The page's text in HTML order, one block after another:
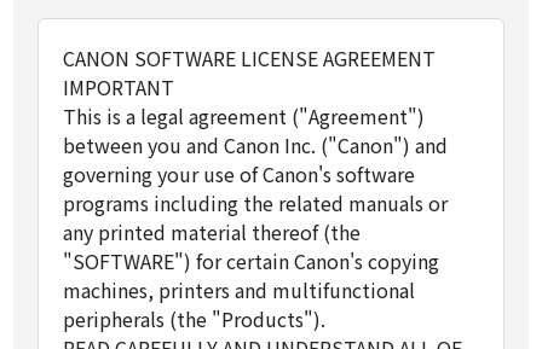
CANON SOFTWARE LICENSE AGREEMENT
IMPORTANT
This is a legal agreement ("Agreement")
between you and Canon Inc. ("Canon") and
governing your use of Canon's software
programs including the related manuals or
any printed material thereof (the
"SOFTWARE") for certain Canon's copying
machines, printers and multifunctional
peripherals (the "Products").